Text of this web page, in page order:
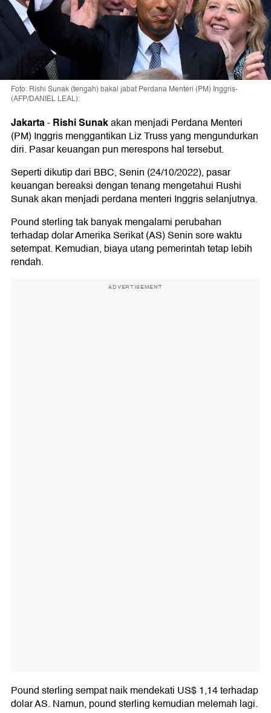
Foto: Rishi Sunak (tengah) bakal jabat Perdana Menteri (PM) Inggris-
(AFP/DANIEL LEAL):
Jakarta-Rishi Sunakakan menjadi Perdana Menteri
(PM) Inggris menggantikan Liz Truss yang mengundurkan
diri. Pasar keuangan pun merespons hal tersebut.
Seperti dikutip dari BBC, Senin (24/10/2022), pasar
keuangan bereaksi dengan tenang mengetahui Rushi
Sunak akan menjadi perdana menteri Inggris selanjutnya.
Pound sterling tak banyak mengalami perubahan
terhadap dolar Amerika Serikat (AS) Senin sore waktu
setempat. Kemudian, biaya utang pemerintah tetap lebih
rendah.
ADVERTISEMENT
Pound sterling sempat naik mendekati US$ 1,14 terhadap
dolar AS. Namun, pound sterling kemudian melemah lagi.